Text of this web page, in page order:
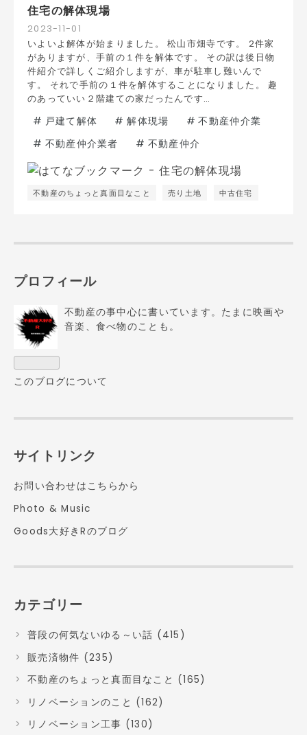
2023-11-01
住宅の解体現場
不動産のちょっと真面目なこと 売り土地 中古住宅
いよいよ解体が始まりました。 松山市畑寺です。 2件家
がありますが、手前の１件を解体です。 その訳は後日物
件紹介で詳しくご紹介しますが、車が駐車し難いんで
す。 それで手前の１件を解体することになりました。 趣
のあっていい２階建ての家だったんです…
# 戸建て解体 # 解体現場 # 不動産仲介業
# 不動産仲介業者 # 不動産仲介
プロフィール
不動産の事中心に書いています。たまに映画や
音楽、食べ物のことも。
このブログについて
サイトリンク
お問い合わせはこちらから
Photo & Music
Goods大好きRのブログ
カテゴリー
普段の何気ないゆる～い話 (415)
販売済物件 (235)
不動産のちょっと真面目なこと (165)
リノベーションのこと (162)
リノベーション工事 (130)